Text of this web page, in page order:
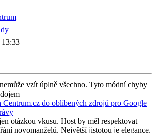
13:33
vzít úplně všechno. Tyto módní chyby
Centrum.cz do oblíbených zdrojů pro Google
otázkou vkusu. Host by měl respektovat
novomanželů. Největší jistotou je elegance,